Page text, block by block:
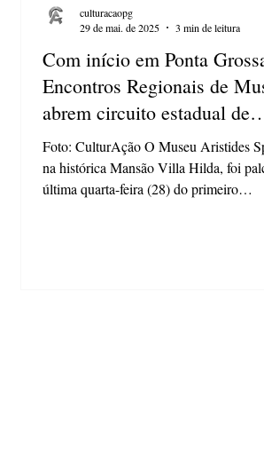
Com início em Ponta
Encontros Regionais de
abrem circuito estadual de
escuta e articulação no
Foto: CulturAção O Museu Aristides
na histórica Mansão Villa Hilda, foi
última quarta-feira (28) do primeiro
culturacaopg
29 de mai. de 2025
3 min de leitura